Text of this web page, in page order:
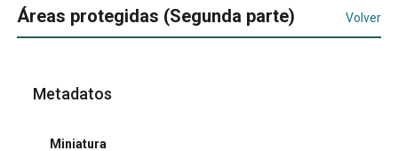
Áreas protegidas (Segunda parte) Volver
Metadatos
Miniatura